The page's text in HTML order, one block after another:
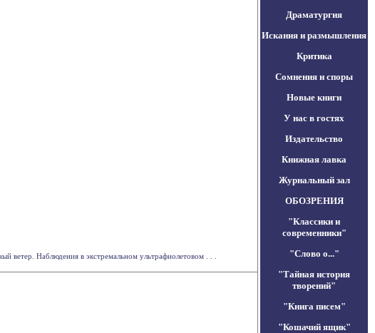
ветер. Наблюдения в экстремальном ультрафиолетовом . . .
Драматургия
Искания и размышления
Критика
Сомнения и споры
Новые книги
У нас в гостях
Издательство
Книжная лавка
Журнальный зал
ОБОЗРЕНИЯ
"Классики и
современники"
"Слово о..."
"Тайная история
творений"
"Книга писем"
"Кошачий ящик"